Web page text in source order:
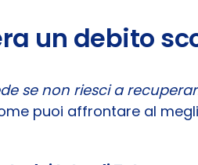
un debito
se non riesci a
puoi affrontare al